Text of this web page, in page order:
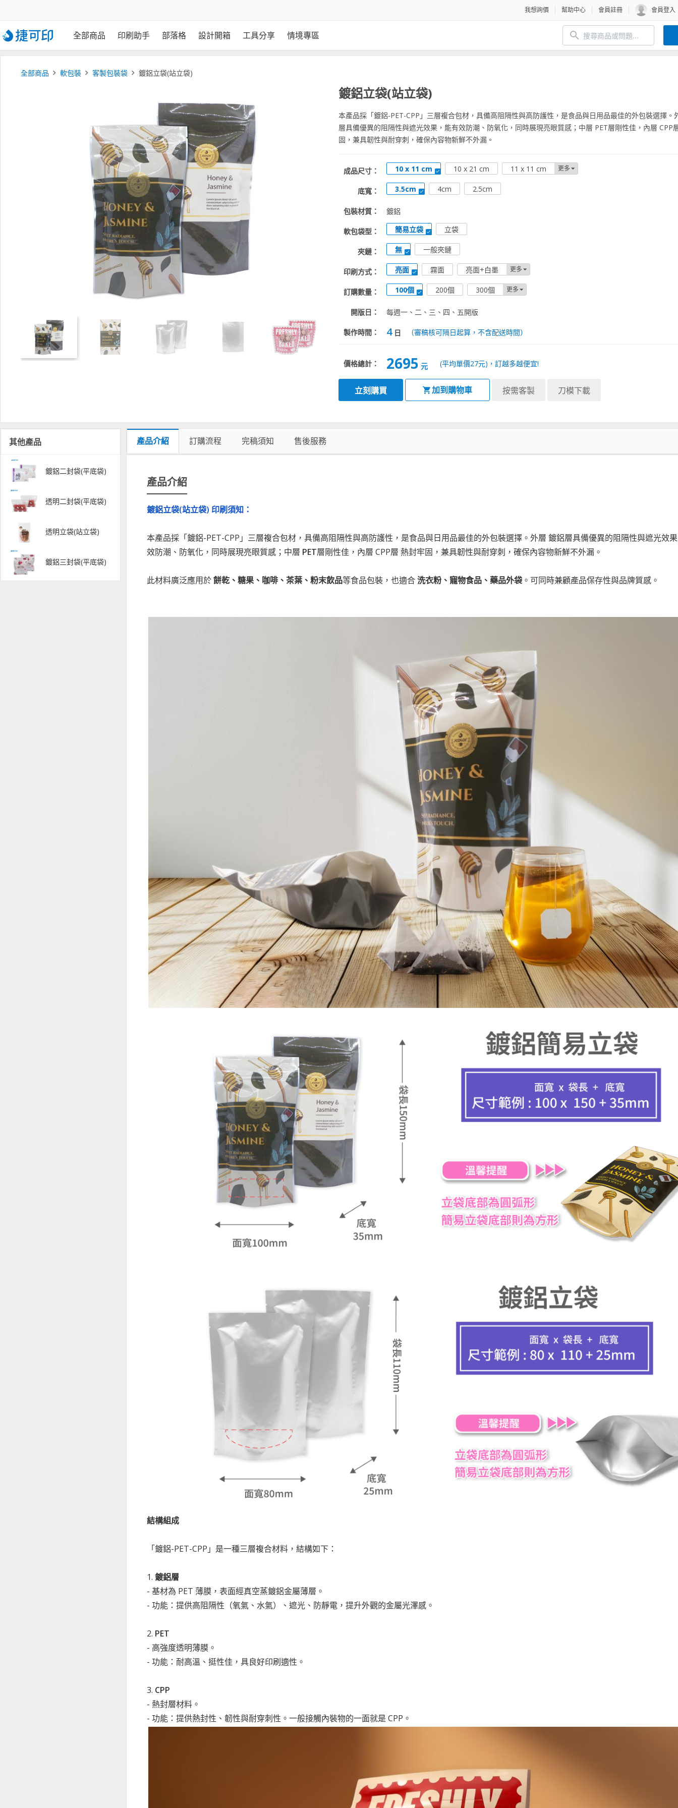
我想詢價 幫助中心 會員註冊 會員登入
全部商品 印刷助手 部落格 設計開箱 工具分享 情境專區
全部商品 軟包裝 客製包裝袋 鍍鋁立袋(站立袋)
鍍鋁立袋(站立袋)
本產品採「鍍鋁-PET-CPP」三層複合包材，具備高阻隔性與高防護性，是食品與日用品最佳的外包裝選擇。
層具備優異的阻隔性與遮光效果，能有效防潮、防氧化，同時展現亮眼質感；中層 PET層剛性佳，內層 CPP
固，兼具韌性與耐穿刺，確保內容物新鮮不外漏。
成品尺寸： 10 x 11 cm 10 x 21 cm 11 x 11 cm 更多
底寬： 3.5cm 4cm 2.5cm
包裝材質： 鍍鋁
軟包袋型： 簡易立袋 立袋
夾鏈： 無 一般夾鏈
印刷方式： 亮面 霧面 亮面+白墨 更多
訂購數量： 100個 200個 300個 更多
開版日： 每週一、二、三、四、五開版
製作時間： 4 日 （審稿核可隔日起算，不含配送時間）
價格總計： 2695 元 (平均單價27元)，訂越多越便宜!
立刻購買 加到購物車 按需客製 刀模下載
其他產品
鍍鋁二封袋(平底袋)
透明二封袋(平底袋)
透明立袋(站立袋)
鍍鋁三封袋(平底袋)
產品介紹 訂購流程 完稿須知 售後服務
產品介紹
鍍鋁立袋(站立袋) 印刷須知：
本產品採「鍍鋁-PET-CPP」三層複合包材，具備高阻隔性與高防護性，是食品與日用品最佳的外包裝選擇。外層 鍍鋁層具備優異的阻隔性與遮光效
效防潮、防氧化，同時展現亮眼質感；中層 PET層剛性佳，內層 CPP層 熱封牢固，兼具韌性與耐穿刺，確保內容物新鮮不外漏。
此材料廣泛應用於餅乾、糖果、咖啡、茶葉、粉末飲品等食品包裝，也適合洗衣粉、寵物食品、藥品外袋 。可同時兼顧產品保存性與品牌質感。
結構組成
「鍍鋁-PET-CPP」是一種三層複合材料，結構如下：
1. 鍍鋁層
- 基材為 PET 薄膜，表面經真空蒸鍍鋁金屬薄層。
- 功能：提供高阻隔性（氧氣、水氣）、遮光、防靜電，提升外觀的金屬光澤感。
2. PET
- 高強度透明薄膜。
- 功能：耐高溫、挺性佳，具良好印刷適性。
3. CPP
- 熱封層材料。
- 功能：提供熱封性、韌性與耐穿刺性。一般接觸內裝物的一面就是 CPP。